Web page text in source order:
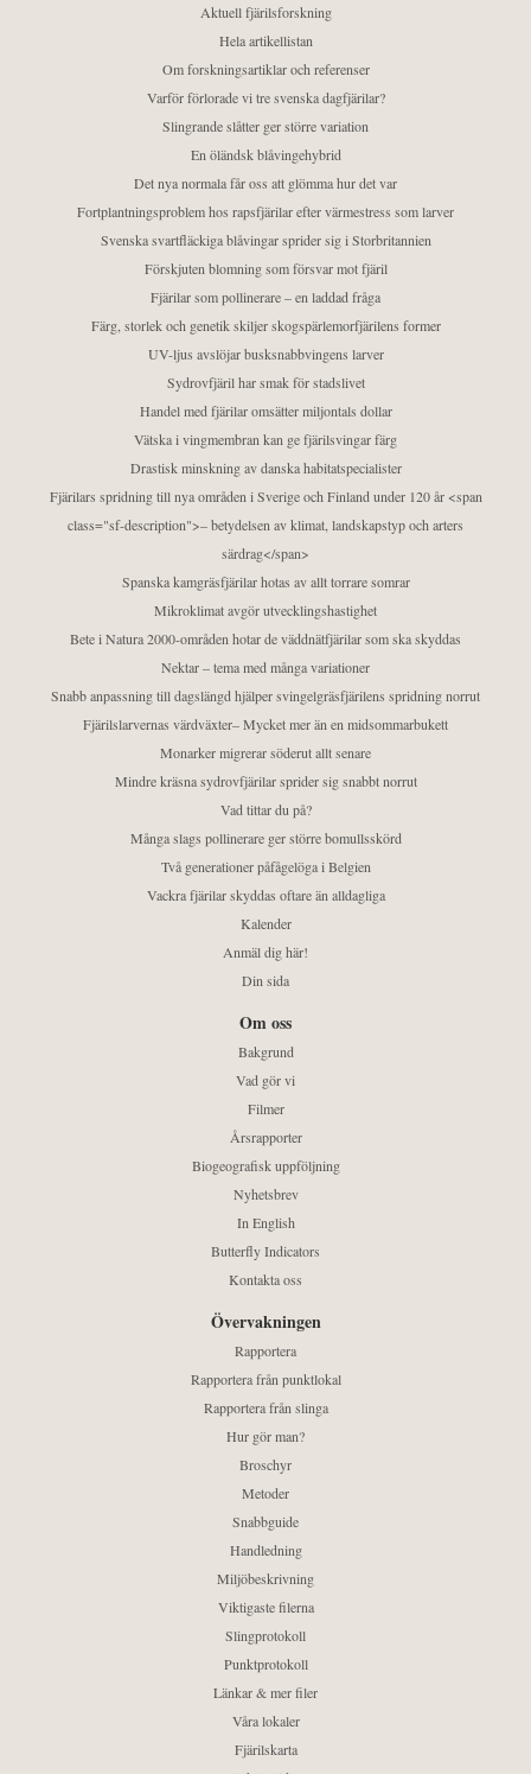
Aktuell fjärilsforskning
Hela artikellistan
Om forskningsartiklar och referenser
Varför förlorade vi tre svenska dagfjärilar?
Slingrande slåtter ger större variation
En öländsk blåvingehybrid
Det nya normala får oss att glömma hur det var
Fortplantningsproblem hos rapsfjärilar efter värmestress som larver
Svenska svartfläckiga blåvingar sprider sig i Storbritannien
Förskjuten blomning som försvar mot fjäril
Fjärilar som pollinerare – en laddad fråga
Färg, storlek och genetik skiljer skogspärlemorfjärilens former
UV-ljus avslöjar busksnabbvingens larver
Sydrovfjäril har smak för stadslivet
Handel med fjärilar omsätter miljontals dollar
Vätska i vingmembran kan ge fjärilsvingar färg
Drastisk minskning av danska habitatspecialister
Fjärilars spridning till nya områden i Sverige och Finland under 120 år <span
class="sf-description">– betydelsen av klimat, landskapstyp och arters
särdrag</span>
Spanska kamgräsfjärilar hotas av allt torrare somrar
Mikroklimat avgör utvecklingshastighet
Bete i Natura 2000-områden hotar de väddnätfjärilar som ska skyddas
Nektar – tema med många variationer
Snabb anpassning till dagslängd hjälper svingelgräsfjärilens spridning norrut
Fjärilslarvernas värdväxter– Mycket mer än en midsommarbukett
Monarker migrerar söderut allt senare
Mindre kräsna sydrovfjärilar sprider sig snabbt norrut
Vad tittar du på?
Många slags pollinerare ger större bomullsskörd
Två generationer påfågelöga i Belgien
Vackra fjärilar skyddas oftare än alldagliga
Kalender
Anmäl dig här!
Din sida
Om oss
Bakgrund
Vad gör vi
Filmer
Årsrapporter
Biogeografisk uppföljning
Nyhetsbrev
In English
Butterfly Indicators
Kontakta oss
Övervakningen
Rapportera
Rapportera från punktlokal
Rapportera från slinga
Hur gör man?
Broschyr
Metoder
Snabbguide
Handledning
Miljöbeskrivning
Viktigaste filerna
Slingprotokoll
Punktprotokoll
Länkar & mer filer
Våra lokaler
Fjärilskarta